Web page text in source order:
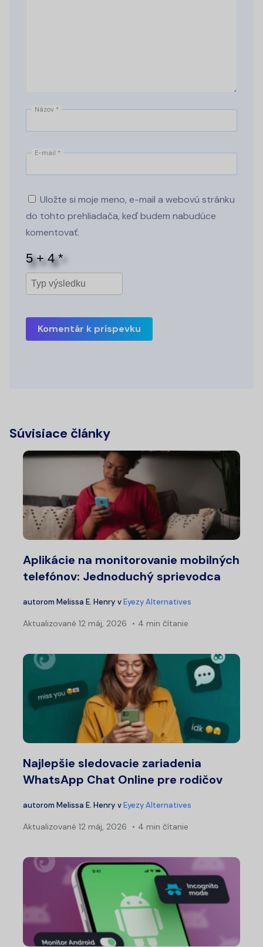
Názov *
E-mail *
Uložte si moje meno, e-mail a webovú stránku
do tohto prehliadača, keď budem nabudúce
komentovať.
Komentár k príspevku
Súvisiace články
Aplikácie na monitorovanie mobilných
telefónov: Jednoduchý sprievodca
autorom Melissa E. Henry vEyezy Alternatives
Aktualizované 12 máj, 2026 4 min čítanie
Najlepšie sledovacie zariadenia
WhatsApp Chat Online pre rodičov
autorom Melissa E. Henry vEyezy Alternatives
Aktualizované 12 máj, 2026 4 min čítanie